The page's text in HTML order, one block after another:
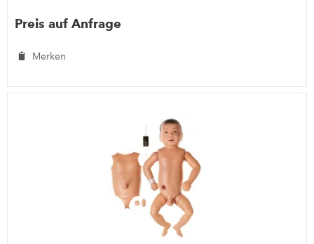
Preis auf Anfrage
Merken